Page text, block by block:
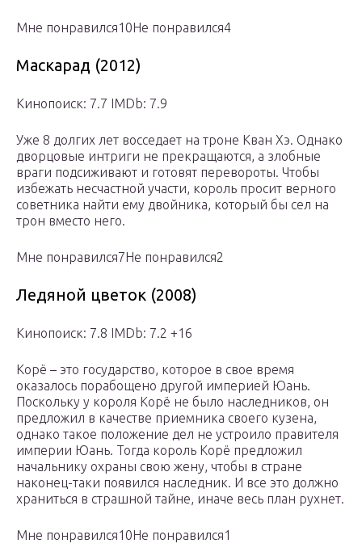
Мне понравился10Не понравился4
Маскарад (2012)
Кинопоиск: 7.7 IMDb: 7.9
Уже 8 долгих лет восседает на троне Кван Хэ. Однако
дворцовые интриги не прекращаются, а злобные
враги подсиживают и готовят перевороты. Чтобы
избежать несчастной участи, король просит верного
советника найти ему двойника, который бы сел на
трон вместо него.
Мне понравился7Не понравился2
Ледяной цветок (2008)
Кинопоиск: 7.8 IMDb: 7.2 +16
Корё – это государство, которое в свое время
оказалось порабощено другой империей Юань.
Поскольку у короля Корё не было наследников, он
предложил в качестве приемника своего кузена,
однако такое положение дел не устроило правителя
империи Юань. Тогда король Корё предложил
начальнику охраны свою жену, чтобы в стране
наконец-таки появился наследник. И все это должно
храниться в страшной тайне, иначе весь план рухнет.
Мне понравился10Не понравился1